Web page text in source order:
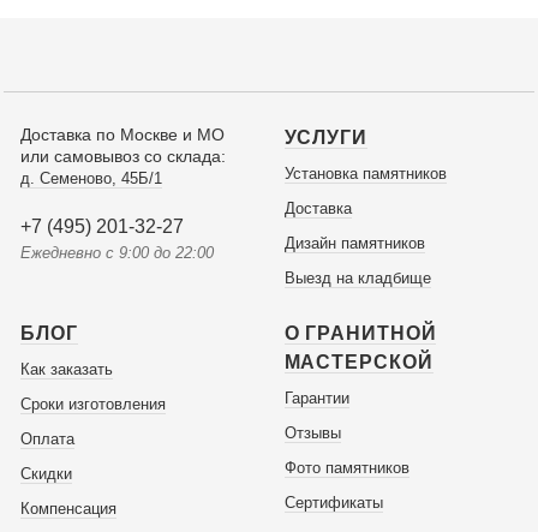
Доставка по Москве и МО
или самовывоз со склада:
д. Семеново, 45Б/1
+7 (495) 201-32-27
Ежедневно с 9:00 до 22:00
УСЛУГИ
Установка памятников
Доставка
Дизайн памятников
Выезд на кладбище
БЛОГ
Как заказать
Сроки изготовления
Оплата
Скидки
Компенсация
О ГРАНИТНОЙ
МАСТЕРСКОЙ
Гарантии
Отзывы
Фото памятников
Сертификаты